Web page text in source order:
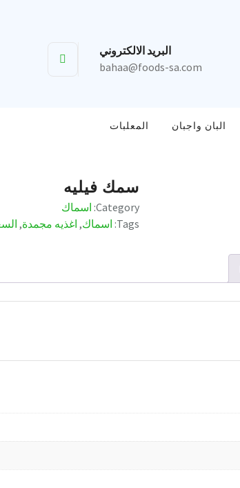
البريد الالكتروني
bahaa@foods-sa.com
البان واجبان المعلبات
سمك فيليه
Category: اسماك
Tags: اسماك, اغذيه مجمدة,